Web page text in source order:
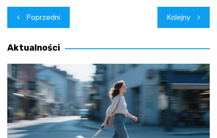
Nawigacja
wpisu
Poprzedni Kolejny
Aktualności